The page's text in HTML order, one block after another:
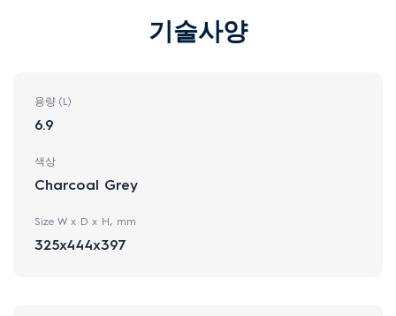
기술사양
용량 (L)
6.9
색상
Charcoal Grey
Size W x D x H, mm
325x444x397